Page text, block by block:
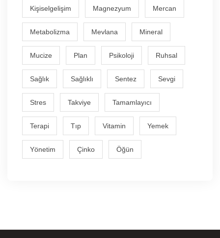
Kişiselgelişim Magnezyum Mercan
Metabolizma Mevlana Mineral
Mucize Plan Psikoloji Ruhsal
Sağlık Sağlıklı Sentez Sevgi
Stres Takviye Tamamlayıcı
Terapi Tıp Vitamin Yemek
Yönetim Çinko Öğün